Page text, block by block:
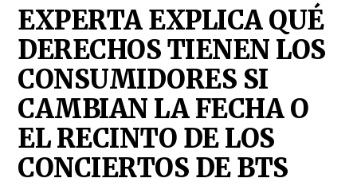
EXPERTA EXPLICA QUÉ
DERECHOS TIENEN LOS
CONSUMIDORES SI
CAMBIAN LA FECHA O
EL RECINTO DE LOS
CONCIERTOS DE BTS